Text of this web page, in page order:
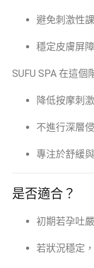
避免刺激性
穩定皮膚屏
SUFU SPA 在這個
降低按摩刺激
不進行深層
專注於舒緩
是否適合？
初期若孕吐
若狀況穩定